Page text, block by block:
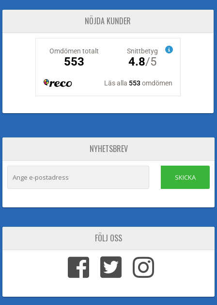
NÖJDA KUNDER
NYHETSBREV
SKICKA
FÖLJ OSS